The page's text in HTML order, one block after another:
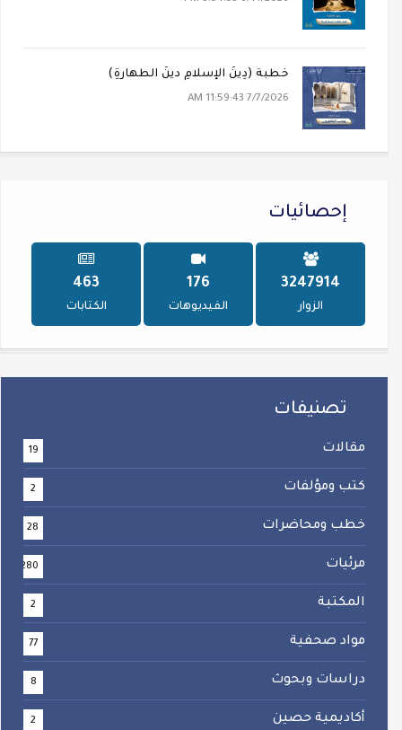
خطبة (دِينُ الإسلامِ دينُ الطهارةِ)
7/7/2026 11:59:43 AM
إحصائيات
4494694
الزوار
243
الفيديوهات
641
الكتابات
تصنيفات
مقالات 19
كتب ومؤلفات 2
خطب ومحاضرات 28
مرئيات 280
المكتبة 2
مواد صحفية 77
دراسات وبحوث 8
أكاديمية حصين 2